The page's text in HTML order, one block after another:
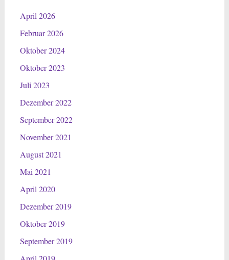
April 2026
Februar 2026
Oktober 2024
Oktober 2023
Juli 2023
Dezember 2022
September 2022
November 2021
August 2021
Mai 2021
April 2020
Dezember 2019
Oktober 2019
September 2019